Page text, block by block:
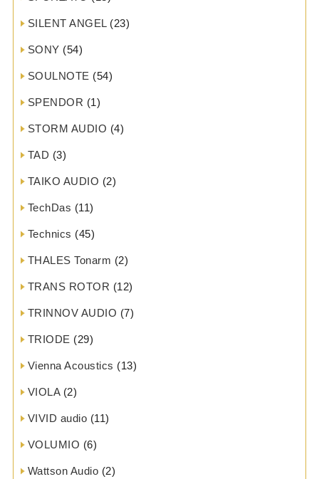
SILENT ANGEL(23)
SONY (54)
SOULNOTE (54)
SPENDOR (1)
STORM AUDIO (4)
TAD (3)
TAIKO AUDIO (2)
TechDas (11)
Technics (45)
THALES Tonarm (2)
TRANS ROTOR (12)
TRINNOV AUDIO (7)
TRIODE (29)
Vienna Acoustics (13)
VIOLA(2)
VIVID audio (11)
VOLUMIO (6)
Wattson Audio (2)